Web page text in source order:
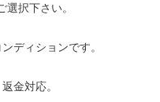
択下さい。
ディションです。
金対応。